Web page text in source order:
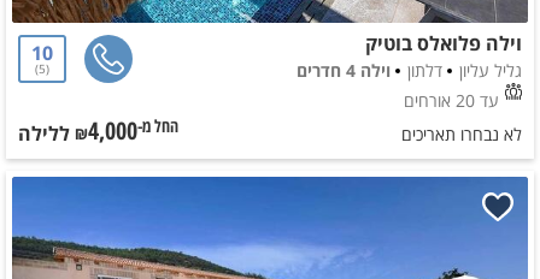
וילה פלואלס בוטיק
גליל עליון דלתון
וילה 4 חדרים
עד 20 אורחים
10
5
לא נבחרו תאריכים החל מ-₪4,000 ללילה